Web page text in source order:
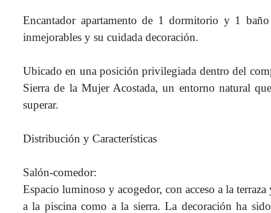
Encantador apartamento de 1 dormitorio y 1
inmejorables y su cuidada decoración.
Ubicado en una posición privilegiada dentro del
Sierra de la Mujer Acostada, un entorno natural
superar.
Distribución y Características
Salón-comedor:
Espacio luminoso y acogedor, con acceso a la
a la piscina como a la sierra. La decoración ha